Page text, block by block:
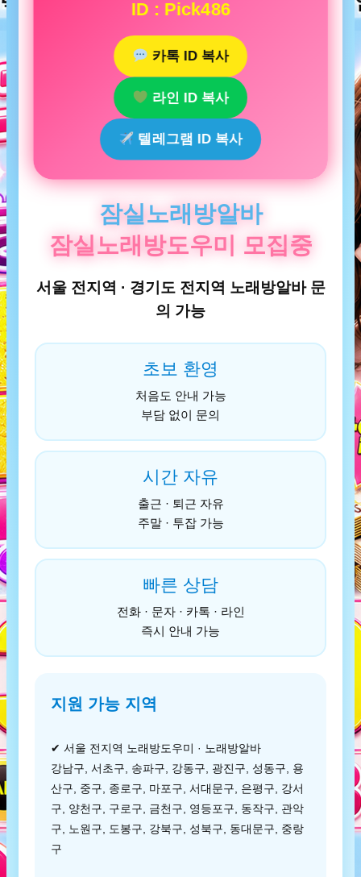
ID : Pick486
카톡 ID 복사
라인 ID 복사
텔레그램 ID 복사
잠실노래방알바
잠실노래방도우미 모집중
서울 전지역 · 경기도 전지역 노래방알바 문
의 가능
초보 환영
처음도 안내 가능
부담 없이 문의
시간 자유
출근 · 퇴근 자유
주말 · 투잡 가능
빠른 상담
전화 · 문자 · 카톡 · 라인
즉시 안내 가능
지원 가능 지역
✔ 서울 전지역 노래방도우미 · 노래방알바
강남구, 서초구, 송파구, 강동구, 광진구, 성동구, 용
산구, 중구, 종로구, 마포구, 서대문구, 은평구, 강서
구, 양천구, 구로구, 금천구, 영등포구, 동작구, 관악
구, 노원구, 도봉구, 강북구, 성북구, 동대문구, 중랑
구